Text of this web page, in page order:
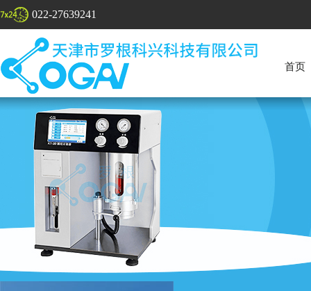
022-27639241
首页